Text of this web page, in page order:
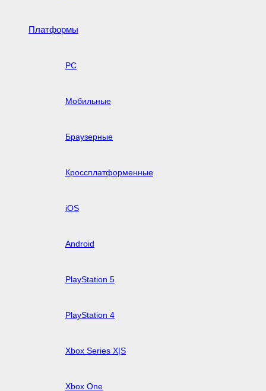
Платформы
PC
Мобильные
Браузерные
Кроссплатформенные
iOS
Android
PlayStation 5
PlayStation 4
Xbox Series X|S
Xbox One